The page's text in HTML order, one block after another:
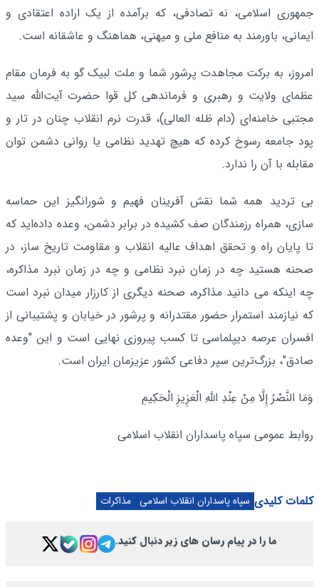
جمهوری اسلامی، نه تصادفی، که برآمده از یک اراده اعتقادی و
ایمانی، باورمند به منافع ملی و میهنی، هماهنگ و عاشقانه است.
امروز، به برکت مجاهدت پرشور شما و ملت لبیک گو به فرمان مقام
عظمای ولایت و رهبری و فرماندهی کل قوا حضرت آیت‌الله سید
مجتبی خامنه‌ای (دام ظله العالی)، قدرت نرم انقلاب چنان در تار و
پود جامعه رسوخ کرده که هیچ تهدید نظامی یا روانی دشمن توان
مقابله با آن را ندارد.
بی تردید همه شما نقش آفرینان فهیم و شورانگیز این حماسه
سازی، همراه رزمندگان صف کشیده در برابر دشمن، وعده داده‌اید که
تا پایان راه و تحقق اهداف عالیه انقلاب و مقاومت تاریخ ساز، در
صحنه هستید چه در زمان نبرد نظامی و چه در زمان نبرد مذاکره،
چه اینکه می دانید مذاکره، صحنه دیگری از کارزار میدان نبرد است
که نیازمند استمرار حضور مقتدرانه و پرشور در خیابان و پشتیبانی از
افسران عرصه دیپلماسی تا کسب پیروزی نهایی است و این "وعده
صادق"، بزرگ‌ترین سپر دفاعی کشور عزیزمان ایران است.
وَمَا النَّصْرُ إِلَّا مِنْ عِنْدِ اللَّهِ الْعَزِیزِ الْحَکِیمِ
روابط عمومی سپاه پاسداران انقلاب اسلامی
کلمات کلیدی سپاه پاسداران انقلاب اسلامی مذاکرات
ما را در پیام رسان های زیر دنبال کنید.